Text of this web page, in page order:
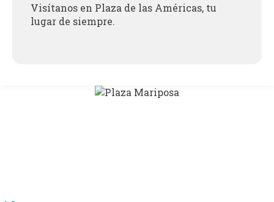
Visítanos en Plaza de las Américas, tu
lugar de siempre.